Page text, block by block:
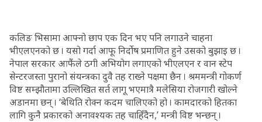
कलिङ भिसामा आफ्नो छाप एक दिन भए पनि लगाउने चाहना
भीएलएनको छ । यसो गर्दा आफू निर्दोष प्रमाणित हुने उसको बुझाइ छ ।
नेपाल सरकार आफैंले ठगी अभियोग लगाएको भीएलएन र वान स्टेप
सेन्टरजस्ता पुरानो संयन्त्रका दुवै तह राख्ने पक्षमा छैन । श्रममन्त्री गोकर्ण
विष्ट सम्झौतामा उल्लिखित सर्त लागू भएमात्रै मलेसिया रोजगारी खोल्ने
अडानमा छन् । ‘बेथिति रोक्न कदम चालिएको हो । कामदारको हितका
लागि कुनै प्रकारको अनावश्यक तह चाहिँदैन,’ मन्त्री विष्ट भन्छन् ।